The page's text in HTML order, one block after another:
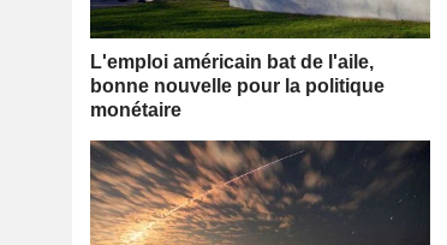
L'emploi américain bat de l'aile,
bonne nouvelle pour la politique
monétaire